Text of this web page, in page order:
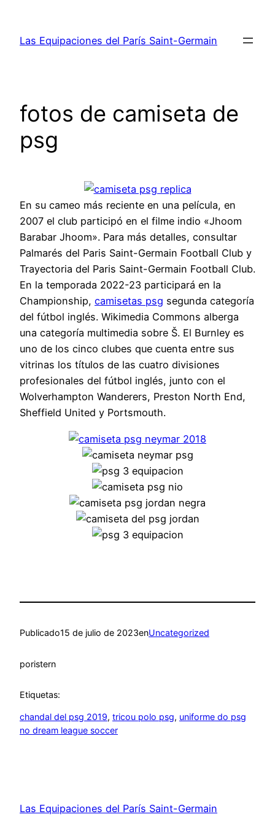
contenido
Las Equipaciones del París Saint-Germain
fotos de camiseta de
psg
En su cameo más reciente en una película, en
2007 el club participó en el filme indio «Jhoom
Barabar Jhoom». Para más detalles, consultar
Palmarés del Paris Saint-Germain Football Club y
Trayectoria del Paris Saint-Germain Football Club.
En la temporada 2022-23 participará en la
Championship, camisetas psg segunda categoría
del fútbol inglés. Wikimedia Commons alberga
una categoría multimedia sobre Š. El Burnley es
uno de los cinco clubes que cuenta entre sus
vitrinas los títulos de las cuatro divisiones
profesionales del fútbol inglés, junto con el
Wolverhampton Wanderers, Preston North End,
Sheffield United y Portsmouth.
Publicado15 de julio de 2023enUncategorized
poristern
Etiquetas:
chandal del psg 2019, tricou polo psg, uniforme do psg
no dream league soccer
Las Equipaciones del París Saint-Germain